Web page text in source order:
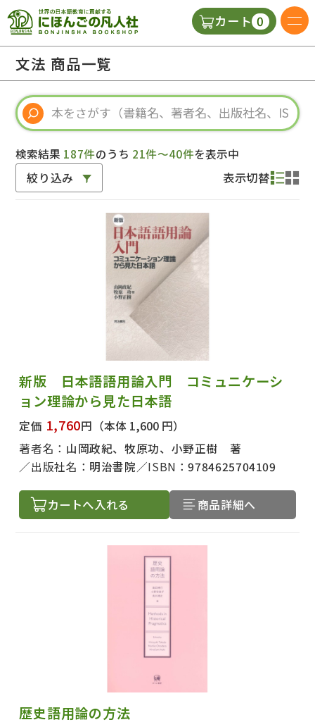
カート 0
視聴覚・補助教材
教師用参考書
文法 商品一覧
検索結果 187件のうち 21件～40件を表示中
絞り込み 表示切替
新版 日本語語用論入門 コミュニケーシ
ョン理論から見た日本語
定価 1,760円 （本体 1,600 円）
著者名： 山岡政紀、牧原功、小野正樹 著
出版社名： 明治書院 ISBN：9784625704109
カートへ入れる 商品詳細へ
歴史語用論の方法